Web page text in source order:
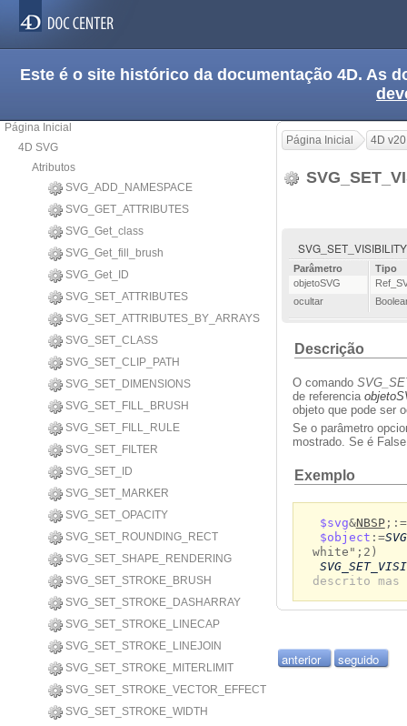
Este é o site histórico da documentação 4D. As
Página Inicial
4D SVG
Atributos
SVG_ADD_NAMESPACE
SVG_GET_ATTRIBUTES
SVG_Get_class
SVG_Get_fill_brush
SVG_Get_ID
SVG_SET_ATTRIBUTES
SVG_SET_ATTRIBUTES_BY_ARRAYS
SVG_SET_CLASS
SVG_SET_CLIP_PATH
SVG_SET_DIMENSIONS
SVG_SET_FILL_BRUSH
SVG_SET_FILL_RULE
SVG_SET_FILTER
SVG_SET_ID
SVG_SET_MARKER
SVG_SET_OPACITY
SVG_SET_ROUNDING_RECT
SVG_SET_SHAPE_RENDERING
SVG_SET_STROKE_BRUSH
SVG_SET_STROKE_DASHARRAY
SVG_SET_STROKE_LINECAP
SVG_SET_STROKE_LINEJOIN
SVG_SET_STROKE_MITERLIMIT
SVG_SET_STROKE_VECTOR_EFFECT
SVG_SET_STROKE_WIDTH
Página Inicial 4D v20
Parâmetro
Tipo
objetoSVG
ocultar
Descrição
O comando
de referencia
objeto que pode ser
Se o parâmetro
mostrado. Se é
Exemplo
$svg&NBSP;:=
$object :=
white";2)
descrito mas
anterior seguido